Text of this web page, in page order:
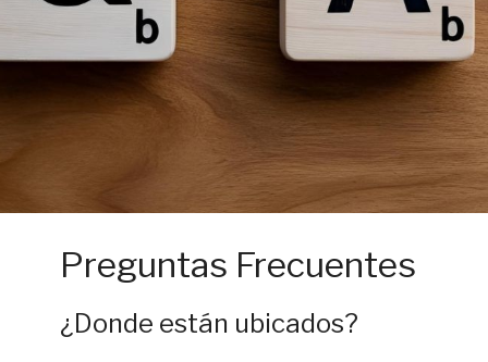
Preguntas Frecuentes
¿Donde están ubicados?